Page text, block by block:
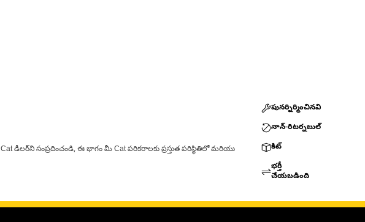
సంప్రదించండి, ఈ భాగం మీ Cat పరికరాలకు ప్రస్తుత పరిస్థితిలో మరియు
పునర్నిర్మించినవి
నాన్-రిటర్నబుల్
కిట్
భర్తీ
చేయబడింది